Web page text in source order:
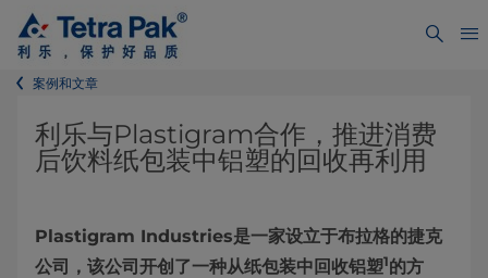
案例和文章
利乐与Plastigram合作，推进消费
后饮料纸包装中铝塑的回收再利用
Plastigram Industries是一家设立于布拉格的捷克
公司，该公司开创了一种从纸包装中回收铝塑1的方